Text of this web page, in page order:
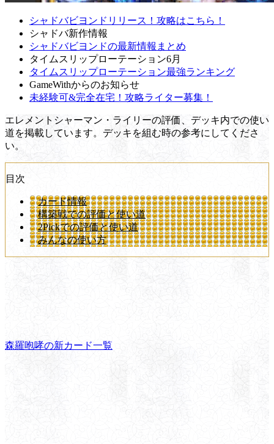
シャドバビヨンドリリース！攻略はこちら！
シャドバ新作情報
シャドバビヨンドの最新情報まとめ
タイムスリップローテーション6月
タイムスリップローテーション最強ランキング
GameWithからのお知らせ
未経験可&完全在宅！攻略ライター募集！
エレメントシャーマン・ライリーの評価、デッキ内での使い
道を掲載しています。デッキを組む時の参考にしてくださ
い。
目次
カード情報
構築戦での評価と使い道
2Pickでの評価と使い道
みんなの使い方
森羅咆哮の新カード一覧